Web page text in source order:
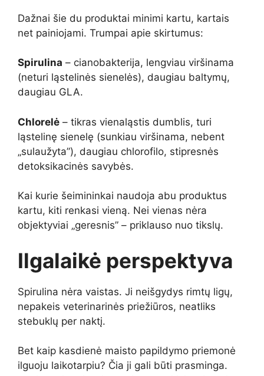
Dažnai šie du produktai minimi kartu, kartais
net painiojami. Trumpai apie skirtumus:
Spirulina – cianobakterija, lengviau viršinama
(neturi ląstelinės sienelės), daugiau baltymų,
daugiau GLA.
Chlorelė – tikras vienaląstis dumblis, turi
ląstelinę sienelę (sunkiau viršinama, nebent
„sulaužyta”), daugiau chlorofilo, stipresnės
detoksikacinės savybės.
Kai kurie šeimininkai naudoja abu produktus
kartu, kiti renkasi vieną. Nei vienas nėra
objektyviai „geresnis” – priklauso nuo tikslų.
Ilgalaikė perspektyva
Spirulina nėra vaistas. Ji neišgydys rimtų ligų,
nepakeis veterinarinės priežiūros, neatliks
stebuklų per naktį.
Bet kaip kasdienė maisto papildymo priemonė
ilguoju laikotarpiu? Čia ji gali būti prasminga.